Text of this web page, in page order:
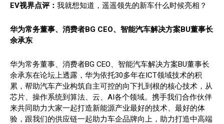
EV视界点评： 我就想知道，遥遥领先的新车什么时候亮相？
华为常务董事、消费者BG CEO、智能汽车解决方案BU董事长
余承东
华为常务董事、消费者BG CEO、智能汽车解决方案BU董事长
余承东在论坛上透露，华为依托30多年在ICT领域技术的积
累，帮助汽车产业构筑自主可控的向下扎到根的核心技术，从
芯片、操作系统到算法、云、AI各个领域。携手我们合作伙伴
来共同助力大家一起打造新能源产业最好的技术、最好的体
验，跟我们的供应链一起助力车企品牌向上，助力打造中高端